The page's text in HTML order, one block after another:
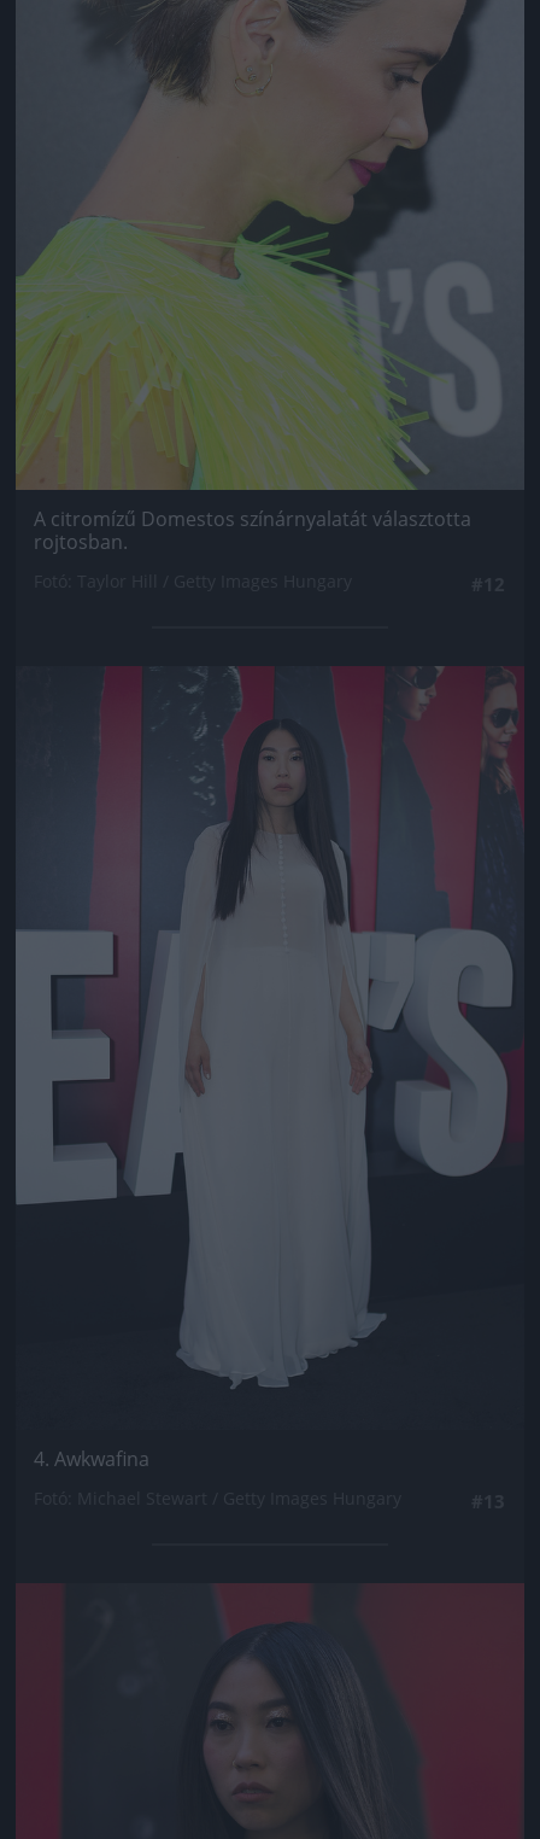
A citromízű Domestos színárnyalatát választotta
rojtosban.
Jön még kép!
4. Awkwafina
Jön még kép!